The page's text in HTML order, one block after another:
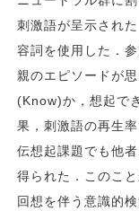
刺激語が呈示され
容詞を使用した．
親のエピソードが
(Know)か，想起で
果，刺激語の再生
伝想起課題でも他
得られた．このこ
回想を伴う意識的